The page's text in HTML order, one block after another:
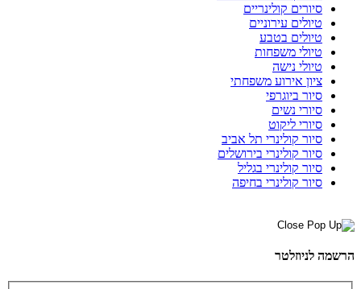
סיורים קולינריים
טיולים עירוניים
טיולים בטבע
טיולי משפחות
טיולי נישה
ציון אירוע משפחתי
סיור ביוגרפי
סיורי נשים
סיורי ליקוט
סיור קולינרי תל אביב
סיור קולינרי בירושלים
סיור קולינרי בגליל
סיור קולינרי בחיפה
הרשמה לניוזלטר